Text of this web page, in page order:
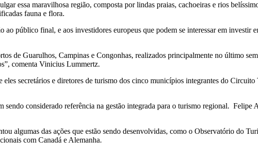
essa maravilhosa região, composta por lindas praias, cachoeiras e rios
fauna e flora.
ao público final, e aos investidores europeus que podem se interessar em investir
de Guarulhos, Campinas e Congonhas, realizados principalmente no último
comenta Vinicius Lummertz.
secretários e diretores de turismo dos cinco municípios integrantes do
considerado referência na gestão integrada para o turismo regional.
algumas das ações que estão sendo desenvolvidas, como o Observatório do
com Canadá e Alemanha.